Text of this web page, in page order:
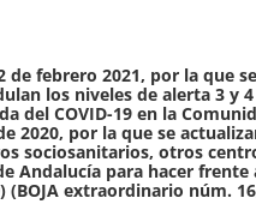
de febrero 2021, por la que
los niveles de alerta 3 y
del COVID-19 en la
2020, por la que se
sociosanitarios, otros
Andalucía para hacer frente
extraordinario núm.